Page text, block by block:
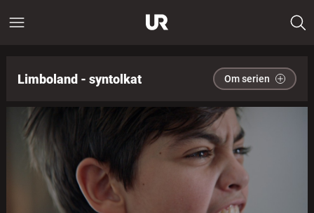
Limboland - syntolkat Om serien